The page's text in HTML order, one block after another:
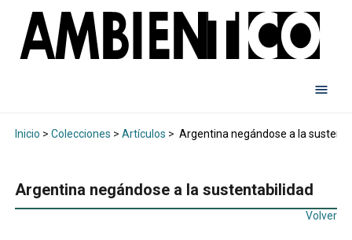
Inicio > Colecciones > Artículos > Argentina negándose a la
Argentina negándose a la sustentabilidad
Volver